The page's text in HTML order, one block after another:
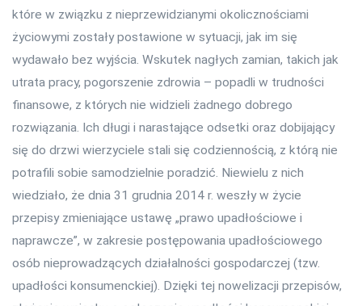
które w związku z nieprzewidzianymi okolicznościami
życiowymi zostały postawione w sytuacji, jak im się
wydawało bez wyjścia. Wskutek nagłych zamian, takich jak
utrata pracy, pogorszenie zdrowia – popadli w trudności
finansowe, z których nie widzieli żadnego dobrego
rozwiązania. Ich długi i narastające odsetki oraz dobijający
się do drzwi wierzyciele stali się codziennością, z którą nie
potrafili sobie samodzielnie poradzić. Niewielu z nich
wiedziało, że dnia 31 grudnia 2014 r. weszły w życie
przepisy zmieniające ustawę „prawo upadłościowe i
naprawcze”, w zakresie postępowania upadłościowego
osób nieprowadzących działalności gospodarczej (tzw.
upadłości konsumenckiej). Dzięki tej nowelizacji przepisów,